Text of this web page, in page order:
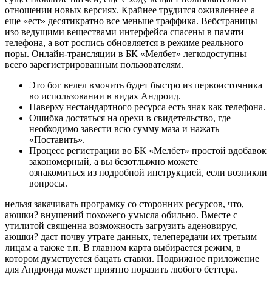
отношении новых версиях. Крайнее трудится оживленнее а
еще «ест» десятикратно все меньше траффика. Вебстраницы
изо ведущими веществами интерфейса спасены в памяти
телефона, а вот роспись обновляется в режиме реального
поры. Онлайн-трансляции в БК «Мелбет» легкодоступны
всего зарегистрированным пользователям.
Это бог велел вмочить будет быстро из первоисточника
во использовании в видах Андроид.
Наверху нестандартного ресурса есть знак как телефона.
Ошибка достаться на орехи в свидетельство, где
необходимо завести всю сумму маза и нажать
«Поставить».
Процесс регистрации во БК «Мелбет» простой вдобавок
закономерный, а вы безотлыжно можете
ознакомиться из подробной инструкцией, если возникли
вопросы.
нельзя закачивать програмку со сторонних ресурсов, что,
аюшки? внушений похожего умысла обильно. Вместе с
утилитой священна возможность загрузить аденовирус,
аюшки? даст почву утрате данных, телепередачи их третьим
лицам а также т.п. В главном карта выбирается режим, в
котором думствуется бацать ставки. Подвижное приложение
для Андроида может приятно поразить любого беттера.